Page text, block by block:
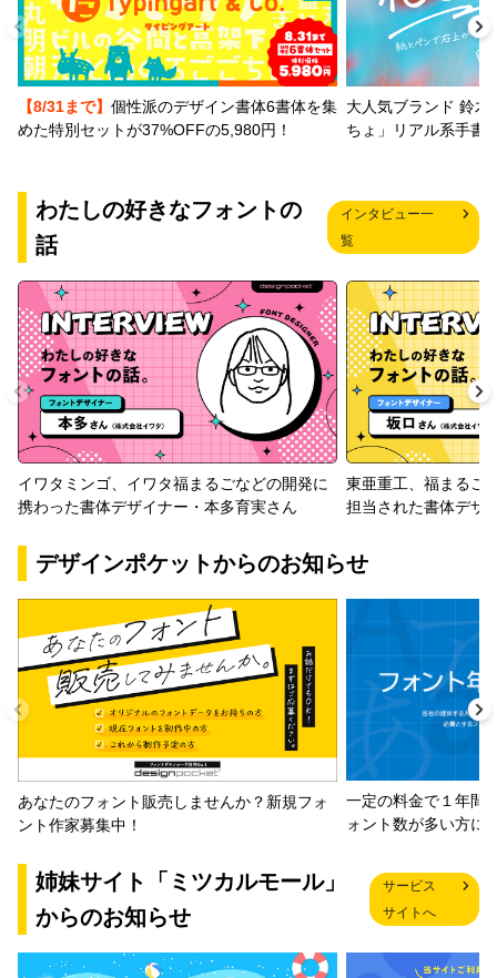
【8/31まで】 個性派のデザイン書体6書体を集
めた特別セットが37%OFFの5,980円！
大人気ブランド 鈴木
ちょ」リアル系手書
わたしの好きなフォントの
話
インタビュー一
覧
イワタミンゴ、イワタ福まるごなどの開発に
携わった書体デザイナー・本多育実さん
東亜重工、福まるご
担当された書体デザ
デザインポケットからのお知らせ
あなたのフォント販売しませんか？新規フォ
ント作家募集中！
一定の料金で１年間
ォント数が多い方に
姉妹サイト「ミツカルモール」
からのお知らせ
サービス
サイトへ